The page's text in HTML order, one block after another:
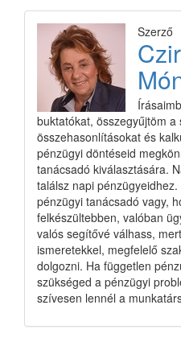
Szerző
buktatókat, összegyűjtöm a
összehasonlításokat és
pénzügyi döntéseid
tanácsadó kiválasztására.
találsz napi
pénzügyi tanácsadó vagy,
felkészültebben, valóban
valós segítővé válhass,
ismeretekkel, megfelelő
dolgozni. Ha független
szükséged a pénzügyi
szívesen lennél a